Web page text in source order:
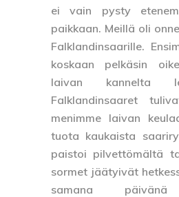
ei vain pysty
paikkaan. Meillä oli
Falklandinsaarille.
koskaan pelkäsin
laivan kannelta
Falklandinsaaret
menimme laivan
tuota kaukaista
paistoi pilvettömältä
sormet jäätyivät
samana päivänä